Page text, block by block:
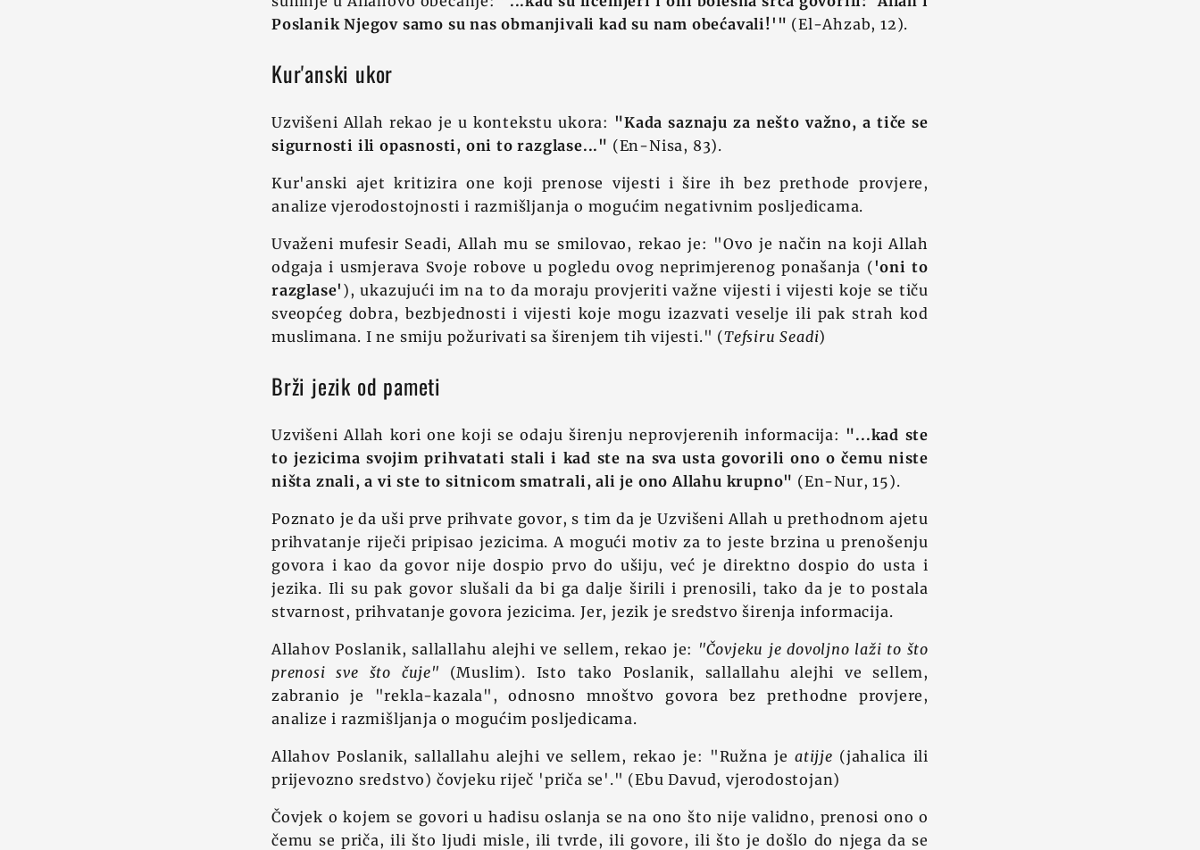
Poslanik Njegov samo su nas obmanjivali kad su nam obećavali!'" (El-Ahzab, 12).
Kur'anski ukor
Uzvišeni Allah rekao je u kontekstu ukora: "Kada saznaju za nešto važno, a tiče se
sigurnosti ili opasnosti, oni to razglase..." (En-Nisa, 83).
Kur'anski ajet kritizira one koji prenose vijesti i šire ih bez prethode provjere,
analize vjerodostojnosti i razmišljanja o mogućim negativnim posljedicama.
Uvaženi mufesir Seadi, Allah mu se smilovao, rekao je: "Ovo je način na koji Allah
odgaja i usmjerava Svoje robove u pogledu ovog neprimjerenog ponašanja ('oni to
razglase' ), ukazujući im na to da moraju provjeriti važne vijesti i vijesti koje se tiču
sveopćeg dobra, bezbjednosti i vijesti koje mogu izazvati veselje ili pak strah kod
muslimana. I ne smiju požurivati sa širenjem tih vijesti." (Tefsiru Seadi)
Brži jezik od pameti
Uzvišeni Allah kori one koji se odaju širenju neprovjerenih informacija: "...kad ste
to jezicima svojim prihvatati stali i kad ste na sva usta govorili ono o čemu niste
ništa znali, a vi ste to sitnicom smatrali, ali je ono Allahu krupno" (En-Nur, 15).
Poznato je da uši prve prihvate govor, s tim da je Uzvišeni Allah u prethodnom ajetu
prihvatanje riječi pripisao jezicima. A mogući motiv za to jeste brzina u prenošenju
govora i kao da govor nije dospio prvo do ušiju, već je direktno dospio do usta i
jezika. Ili su pak govor slušali da bi ga dalje širili i prenosili, tako da je to postala
stvarnost, prihvatanje govora jezicima. Jer, jezik je sredstvo širenja informacija.
Allahov Poslanik, sallallahu alejhi ve sellem, rekao je: "Čovjeku je dovoljno laži to što
prenosi sve što čuje" (Muslim). Isto tako Poslanik, sallallahu alejhi ve sellem,
zabranio je "rekla-kazala", odnosno mnoštvo govora bez prethodne provjere,
analize i razmišljanja o mogućim posljedicama.
Allahov Poslanik, sallallahu alejhi ve sellem, rekao je: "Ružna je atijje (jahalica ili
prijevozno sredstvo) čovjeku riječ 'priča se'." (Ebu Davud, vjerodostojan)
Čovjek o kojem se govori u hadisu oslanja se na ono što nije validno, prenosi ono o
čemu se priča, ili što ljudi misle, ili tvrde, ili govore, ili što je došlo do njega da se